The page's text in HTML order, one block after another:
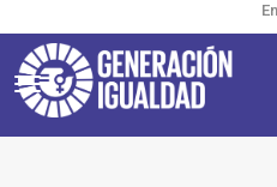
al
contenido
principal
User
Toggle
navigation